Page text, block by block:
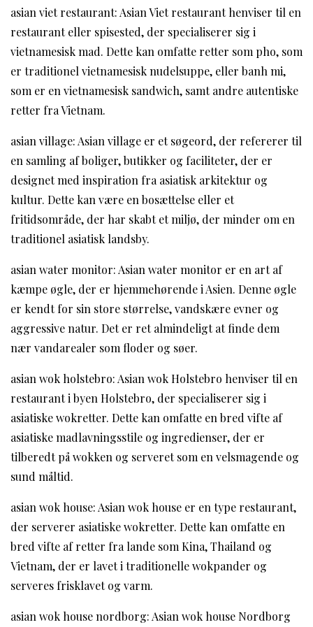
asian viet restaurant: Asian Viet restaurant henviser til en
restaurant eller spisested, der specialiserer sig i
vietnamesisk mad. Dette kan omfatte retter som pho, som
er traditionel vietnamesisk nudelsuppe, eller banh mi,
som er en vietnamesisk sandwich, samt andre autentiske
retter fra Vietnam.
asian village: Asian village er et søgeord, der refererer til
en samling af boliger, butikker og faciliteter, der er
designet med inspiration fra asiatisk arkitektur og
kultur. Dette kan være en bosættelse eller et
fritidsområde, der har skabt et miljø, der minder om en
traditionel asiatisk landsby.
asian water monitor: Asian water monitor er en art af
kæmpe øgle, der er hjemmehørende i Asien. Denne øgle
er kendt for sin store størrelse, vandskære evner og
aggressive natur. Det er ret almindeligt at finde dem
nær vandarealer som floder og søer.
asian wok holstebro: Asian wok Holstebro henviser til en
restaurant i byen Holstebro, der specialiserer sig i
asiatiske wokretter. Dette kan omfatte en bred vifte af
asiatiske madlavningsstile og ingredienser, der er
tilberedt på wokken og serveret som en velsmagende og
sund måltid.
asian wok house: Asian wok house er en type restaurant,
der serverer asiatiske wokretter. Dette kan omfatte en
bred vifte af retter fra lande som Kina, Thailand og
Vietnam, der er lavet i traditionelle wokpander og
serveres frisklavet og varm.
asian wok house nordborg: Asian wok house Nordborg